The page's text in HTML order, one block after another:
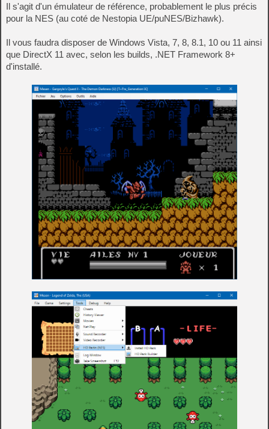
Il s'agit d'un émulateur de référence, probablement le plus précis
pour la NES (au coté de Nestopia UE/puNES/Bizhawk).
Il vous faudra disposer de Windows Vista, 7, 8, 8.1, 10 ou 11 ainsi
que DirectX 11 avec, selon les builds, .NET Framework 8+
d'installé.